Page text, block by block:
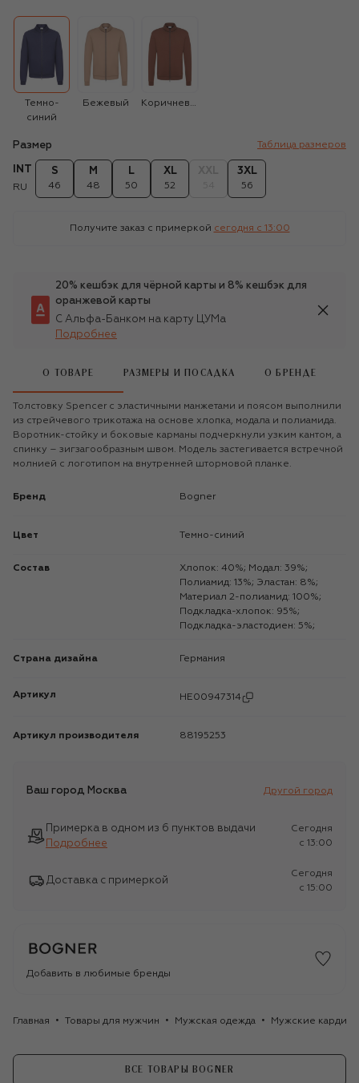
Темно-
синий
Бежевый Коричневый
Размер Таблица размеров
INT
RU
S
46
M
48
L
50
XL
52
3XL
56
Получите заказ с примеркой сегодня c 13:00
20% кешбэк для чёрной карты и 8% кешбэк для
оранжевой карты
С Альфа-Банком на карту ЦУМа
Подробнее
О ТОВАРЕ РАЗМЕРЫ И ПОСАДКА О БРЕНДЕ
Толстовку Spencer с эластичными манжетами и поясом выполнили
из стрейчевого трикотажа на основе хлопка, модала и полиамида.
Воротник-стойку и боковые карманы подчеркнули узким кантом, а
спинку – зигзагообразным швом. Модель застегивается встречной
молнией с логотипом на внутренней штормовой планке.
Бренд Bogner
Цвет Темно-синий
Состав
Хлопок: 40%; Модал: 39%;
Полиамид: 13%; Эластан: 8%;
Материал 2-полиамид: 100%;
Подкладка-хлопок: 95%;
Подкладка-эластодиен: 5%;
Страна дизайна Германия
Артикул HE00947314
Артикул производителя 88195253
Ваш город Москва Другой город
Примерка в одном из 6 пунктов выдачи
Подробнее
Сегодня
c 13:00
Доставка с примеркой
Сегодня
c 15:00
Добавить в любимые бренды
Главная Товары для мужчин Мужская одежда Мужские
ВСЕ ТОВАРЫ BOGNER